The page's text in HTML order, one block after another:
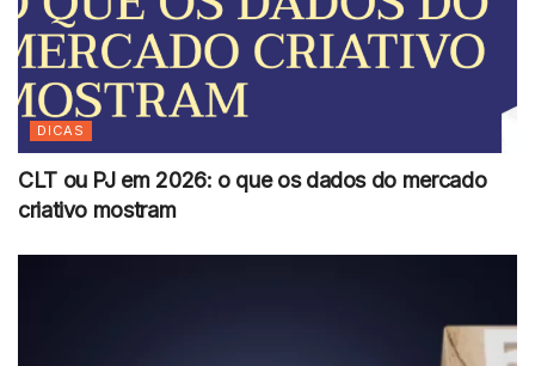
DICAS
CLT ou PJ em 2026: o que os dados do mercado
criativo mostram